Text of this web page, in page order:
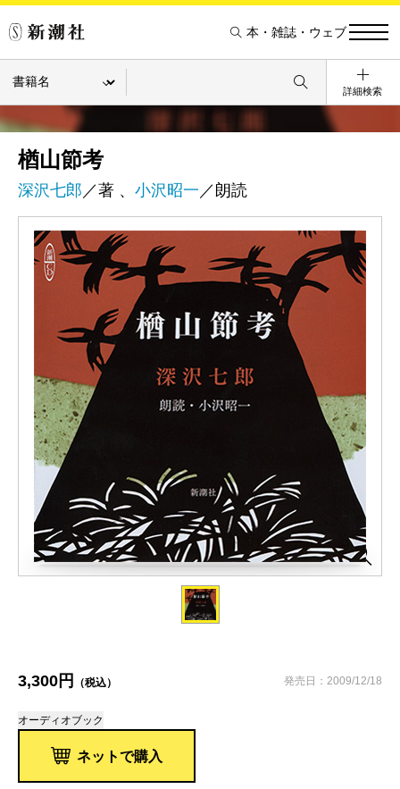
本・雑誌・ウェブ
詳細検索
楢山節考
深沢七郎 ／著 、 小沢昭一 ／朗読
3,300円 （税込） 発売日：2009/12/18
オーディオブック
ネットで購入